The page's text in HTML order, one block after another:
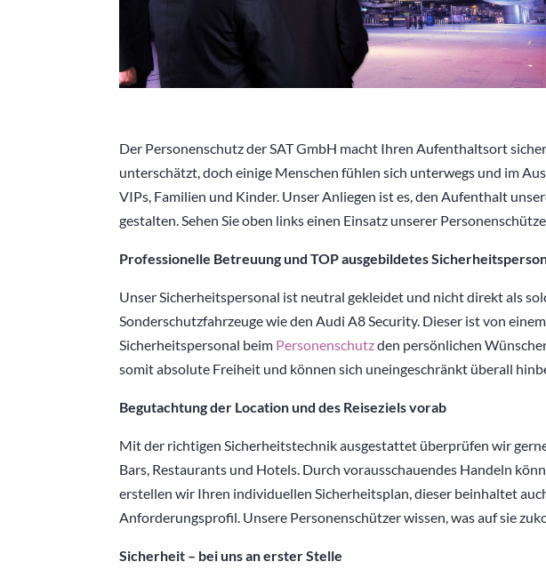
Der Personenschutz der SAT GmbH macht Ihren Aufenthaltsort
unterschätzt, doch einige Menschen fühlen sich unterwegs und im
VIPs, Familien und Kinder. Unser Anliegen ist es, den Aufenthalt
gestalten. Sehen Sie oben links einen Einsatz unserer
Professionelle Betreuung und TOP ausgebildetes
Unser Sicherheitspersonal ist neutral gekleidet und nicht direkt als
Sonderschutzfahrzeuge wie den Audi A8 Security. Dieser ist von
Sicherheitspersonal beim Personenschutzden persönlichen
somit absolute Freiheit und können sich uneingeschränkt überall
Begutachtung der Location und des Reiseziels vorab
Mit der richtigen Sicherheitstechnik ausgestattet überprüfen wir
Bars, Restaurants und Hotels. Durch vorausschauendes Handeln
erstellen wir Ihren individuellen Sicherheitsplan, dieser beinhaltet
Anforderungsprofil. Unsere Personenschützer wissen, was auf sie
Sicherheit – bei uns an erster Stelle